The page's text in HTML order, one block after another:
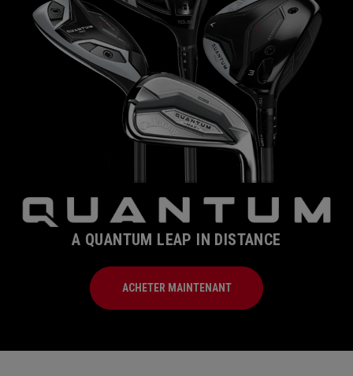
A QUANTUM LEAP IN DISTANCE
ACHETER MAINTENANT